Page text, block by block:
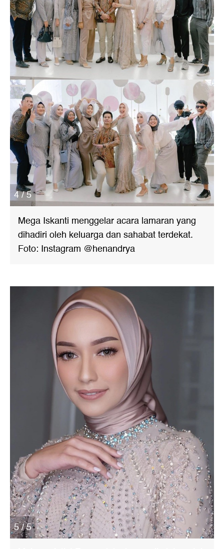
4 / 5
Mega Iskanti menggelar acara lamaran yang
dihadiri oleh keluarga dan sahabat terdekat.
Foto: Instagram @henandrya
5 / 5